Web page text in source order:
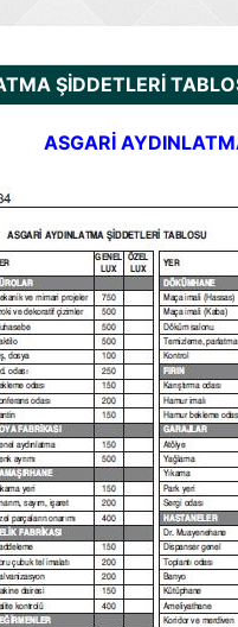
ŞİDDETLERİ
ASGARİ